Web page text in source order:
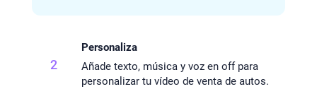
2
Personaliza
Añade texto, música y voz en off para
personalizar tu vídeo de venta de autos.